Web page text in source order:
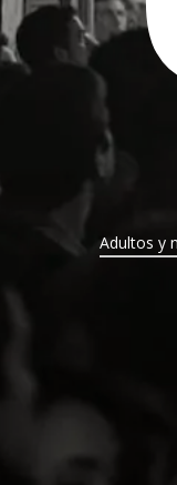
Adultos y